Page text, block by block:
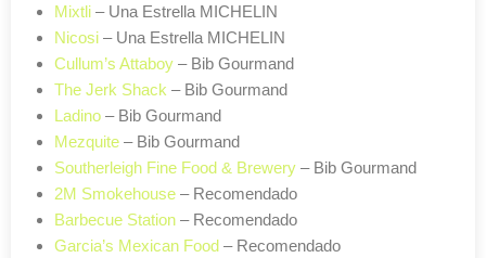
Mixtli – Una Estrella MICHELIN
Nicosi – Una Estrella MICHELIN
Cullum’s Attaboy – Bib Gourmand
The Jerk Shack – Bib Gourmand
Ladino – Bib Gourmand
Mezquite – Bib Gourmand
Southerleigh Fine Food & Brewery – Bib Gourmand
2M Smokehouse – Recomendado
Barbecue Station – Recomendado
Garcia’s Mexican Food – Recomendado